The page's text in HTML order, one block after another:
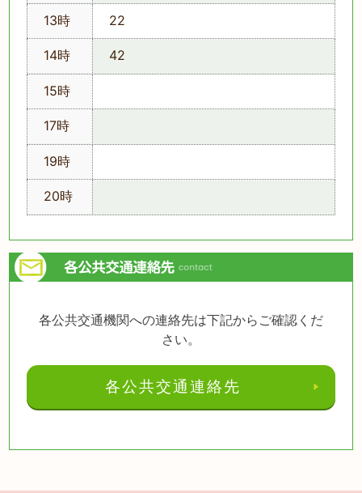
13時 22
14時 42
15時
17時
19時
20時
各公共交通機関への連絡先は下記からご確認くだ
さい。
各公共交通連絡先